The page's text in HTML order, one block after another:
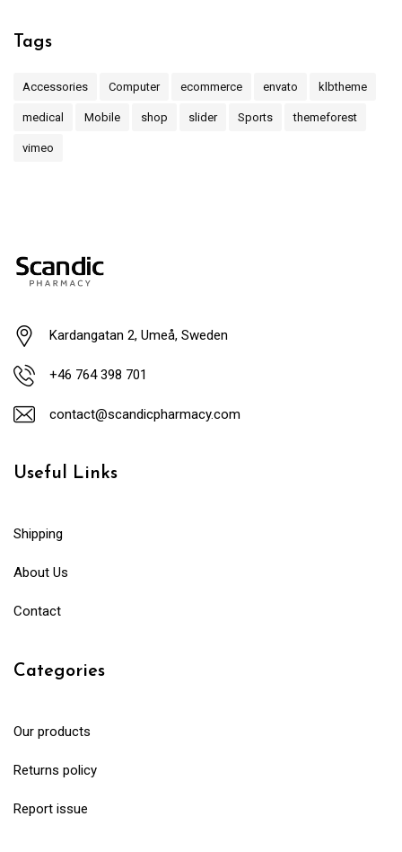
Tags
Accessories Computer ecommerce envato klbtheme
medical Mobile shop slider Sports themeforest
vimeo
Kardangatan 2, Umeå, Sweden
+46 764 398 701
contact@scandicpharmacy.com
Useful Links
Shipping
About Us
Contact
Categories
Our products
Returns policy
Report issue